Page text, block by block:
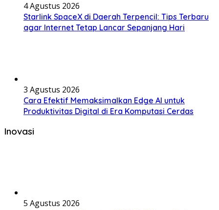
4 Agustus 2026
Starlink SpaceX di Daerah Terpencil: Tips Terbaru
agar Internet Tetap Lancar Sepanjang Hari
3 Agustus 2026
Cara Efektif Memaksimalkan Edge AI untuk
Produktivitas Digital di Era Komputasi Cerdas
Inovasi
5 Agustus 2026